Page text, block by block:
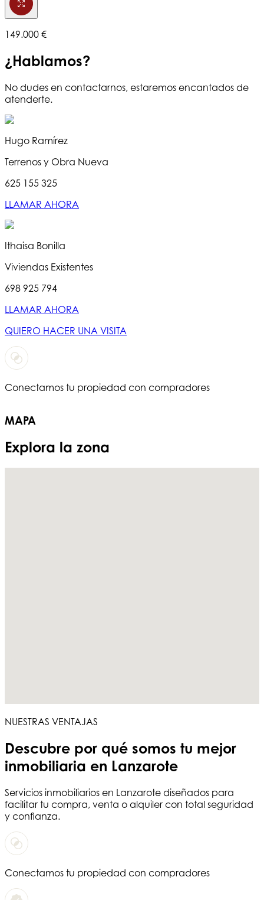
149.000 €
¿Hablamos?
No dudes en contactarnos, estaremos encantados de
atenderte.
Hugo Ramírez
Terrenos y Obra Nueva
625 155 325
LLAMAR AHORA
Ithaisa Bonilla
Viviendas Existentes
698 925 794
LLAMAR AHORA
QUIERO HACER UNA VISITA
Conectamos tu propiedad con compradores
MAPA
Explora la zona
NUESTRAS VENTAJAS
Descubre por qué somos tu mejor
inmobiliaria en Lanzarote
Servicios inmobiliarios en Lanzarote diseñados para
facilitar tu compra, venta o alquiler con total seguridad
y confianza.
Conectamos tu propiedad con compradores